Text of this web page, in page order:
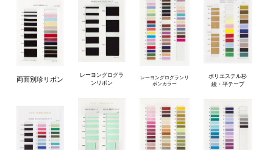
両面別珍リボン
レーヨングログラ
ンリボン
レーヨングログランリ
ボンカラー
ポリエステル杉
綾・平テープ